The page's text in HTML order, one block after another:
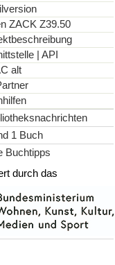
ZACK Z39.50
| API
alt
1 Buch
Buchtipps
durch das